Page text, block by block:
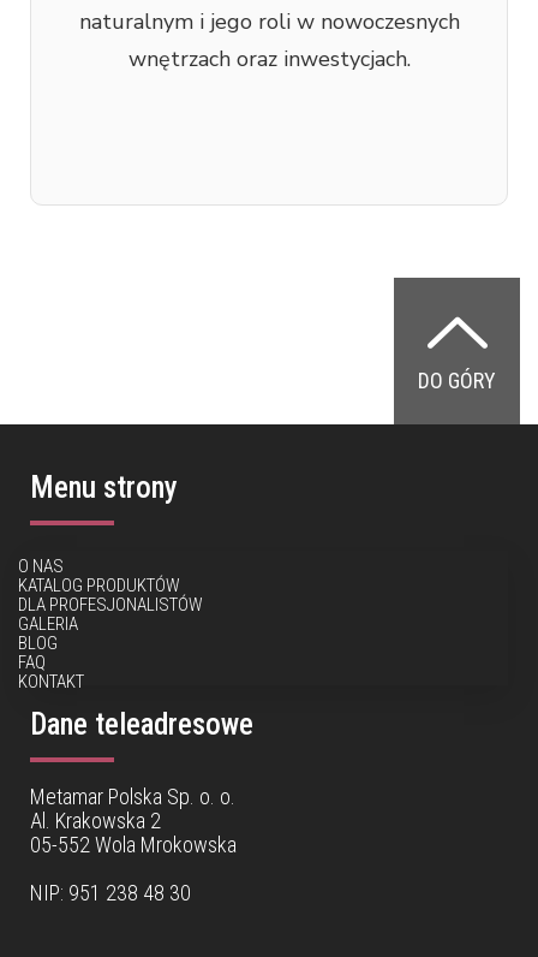
naturalnym i jego roli w nowoczesnych
wnętrzach oraz inwestycjach.
DO GÓRY
Menu strony
O NAS
KATALOG PRODUKTÓW
DLA PROFESJONALISTÓW
GALERIA
BLOG
FAQ
KONTAKT
Dane teleadresowe
Metamar Polska Sp. o. o.
Al. Krakowska 2
05-552 Wola Mrokowska
NIP: 951 238 48 30